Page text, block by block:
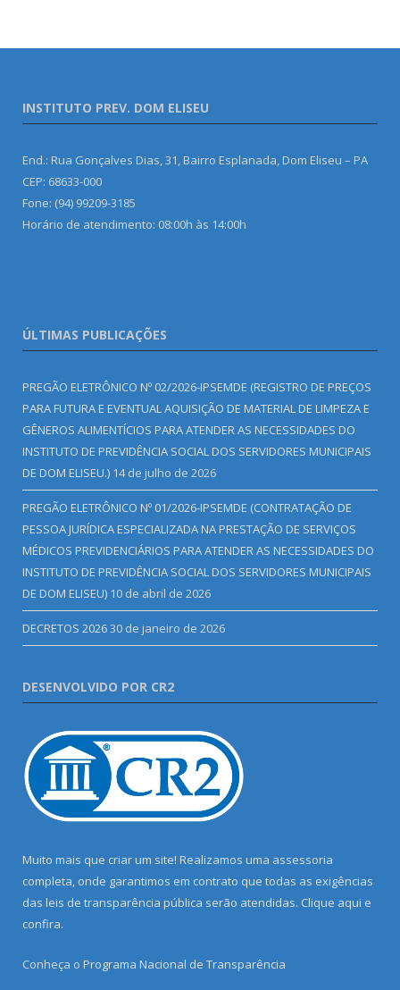
INSTITUTO PREV. DOM ELISEU
End.: Rua Gonçalves Dias, 31, Bairro Esplanada, Dom Eliseu – PA
CEP: 68633-000
Fone: (94) 99209-3185
Horário de atendimento: 08:00h às 14:00h
ÚLTIMAS PUBLICAÇÕES
PREGÃO ELETRÔNICO Nº 02/2026-IPSEMDE (REGISTRO DE PREÇOS
PARA FUTURA E EVENTUAL AQUISIÇÃO DE MATERIAL DE LIMPEZA E
GÊNEROS ALIMENTÍCIOS PARA ATENDER AS NECESSIDADES DO
INSTITUTO DE PREVIDÊNCIA SOCIAL DOS SERVIDORES MUNICIPAIS
DE DOM ELISEU.) 14 de julho de 2026
PREGÃO ELETRÔNICO Nº 01/2026-IPSEMDE (CONTRATAÇÃO DE
PESSOA JURÍDICA ESPECIALIZADA NA PRESTAÇÃO DE SERVIÇOS
MÉDICOS PREVIDENCIÁRIOS PARA ATENDER AS NECESSIDADES DO
INSTITUTO DE PREVIDÊNCIA SOCIAL DOS SERVIDORES MUNICIPAIS
DE DOM ELISEU) 10 de abril de 2026
DECRETOS 202630 de janeiro de 2026
DESENVOLVIDO POR CR2
Muito mais que criar um site! Realizamos uma assessoria
completa, onde garantimos em contrato que todas as exigências
das leis de transparência pública serão atendidas. Clique aqui e
confira.
Conheça o Programa Nacional de Transparência